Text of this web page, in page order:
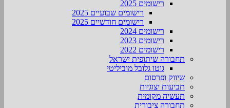
רישומים 2025
רישומים שבועיים 2025
רישומים חודשיים 2025
רישומים 2024
רישומים 2023
רישומים 2022
תחבורה שיתופית ישראל
גוטו גלובל מוביליטי
שיווק ופרסום
תביעות יצוגיות
תעשיה מקומית
תחבורה ציבורית